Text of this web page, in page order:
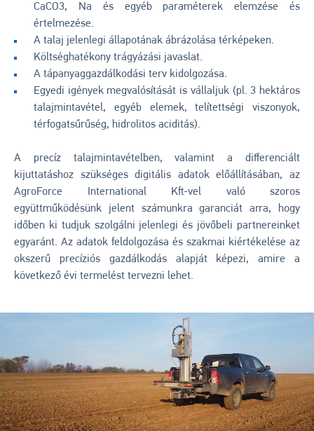
CaCO3, Na és egyéb paraméterek elemzése és
értelmezése.
A talaj jelenlegi állapotának ábrázolása térképeken.
Költséghatékony trágyázási javaslat.
A tápanyaggazdálkodási terv kidolgozása.
Egyedi igények megvalósítását is vállaljuk (pl. 3 hektáros
talajmintavétel, egyéb elemek, telítettségi viszonyok,
térfogatsűrűség, hidrolitos aciditás).
A precíz talajmintavételben, valamint a differenciált
kijuttatáshoz szükséges digitális adatok előállításában, az
AgroForce International Kft-vel való szoros
együttműködésünk jelent számunkra garanciát arra, hogy
időben ki tudjuk szolgálni jelenlegi és jövőbeli partnereinket
egyaránt. Az adatok feldolgozása és szakmai kiértékelése az
okszerű precíziós gazdálkodás alapját képezi, amire a
következő évi termelést tervezni lehet.